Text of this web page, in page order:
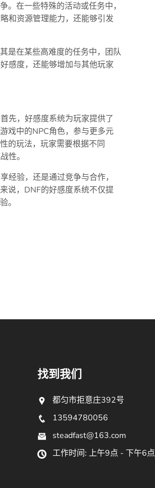
。在一些特殊的活动或任务中，
和资源管理能力，还能够引发
是在某些高难度的任务中，团队
感度，还能够增加与其他玩家
先，好感度系统为玩家提供了
戏中的NPC角色，参与更多元
的玩法，玩家需要根据不同
性。
经验，还是通过竞争与合作，
说，DNF的好感度系统不仅提
。
找到我们
都匀市拒意庄392号
13594780056
steadfast@163.com
工作时间: 上午9点 - 下午6点